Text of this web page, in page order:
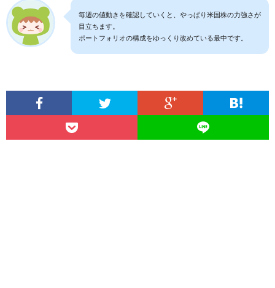
毎週の値動きを確認していくと、やっぱり米国株の力強さが
目立ちます。
ポートフォリオの構成をゆっくり改めている最中です。